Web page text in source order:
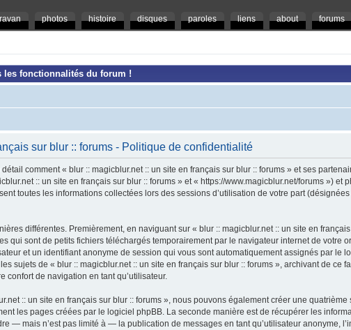
photos histoire disques paroles liens about forums
les fonctionnalités du forum !
sur blur :: forums - Politique de confidentialité
comment « blur :: magicblur.net :: un site en français sur blur :: forums » et ses
:: un site en français sur blur :: forums » et « https://www.magicblur.net/forums ») et
toutes les informations collectées lors des sessions d’utilisation de votre part
différentes. Premièrement, en naviguant sur « blur :: magicblur.net :: un site en
qui sont de petits fichiers téléchargés temporairement par le navigateur internet de votre
et un identifiant anonyme de session qui vous sont automatiquement assignés par le
sujets de « blur :: magicblur.net :: un site en français sur blur :: forums », archivant de ce
confort de navigation en tant qu’utilisateur.
:: un site en français sur blur :: forums », nous pouvons également créer une
les pages créées par le logiciel phpBB. La seconde manière est de récupérer les
— mais n’est pas limité à — la publication de messages en tant qu’utilisateur anonyme,